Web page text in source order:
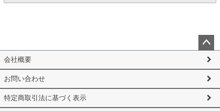
ペー
ップ
へ
会社概要
お問い合わせ
特定商取引法に基づく表示